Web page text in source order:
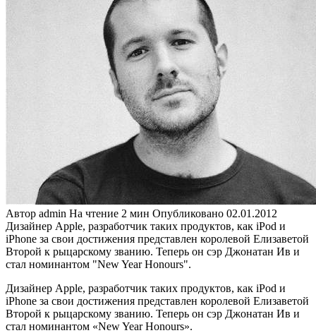
Автор admin На чтение 2 мин Опубликовано 02.01.2012
Дизайнер Apple, разработчик таких продуктов, как iPod и
iPhone за свои достижения представлен королевой Елизаветой
Второй к рыцарскому званию. Теперь он сэр Джонатан Ив и
стал номинантом "New Year Honours".
Дизайнер Apple, разработчик таких продуктов, как iPod и
iPhone за свои достижения представлен королевой Елизаветой
Второй к рыцарскому званию. Теперь он сэр Джонатан Ив и
стал номинантом «New Year Honours».